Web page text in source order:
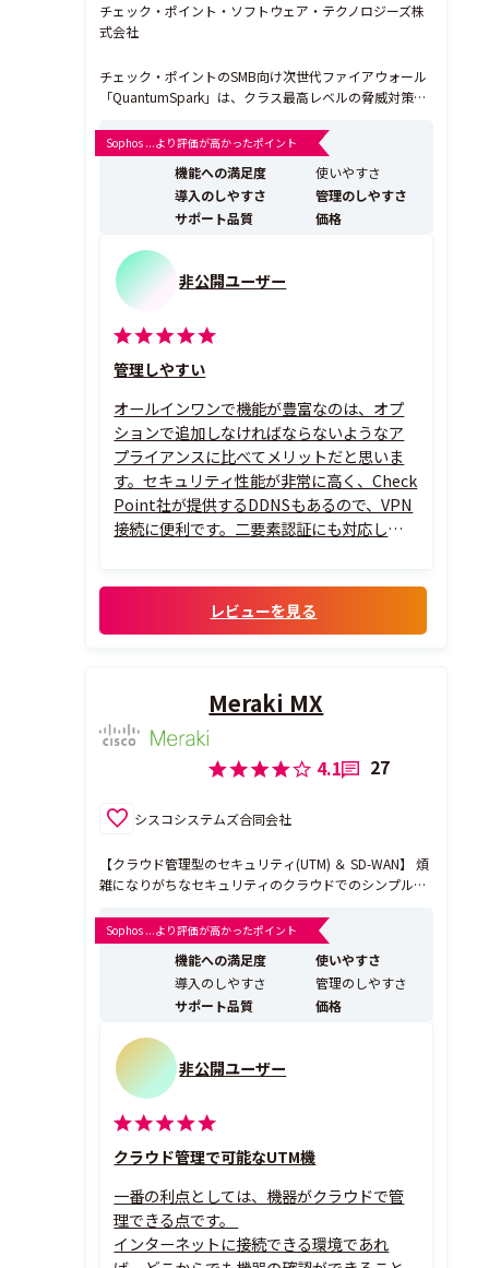
チェック・ポイント・ソフトウェア・テクノロジーズ株
式会社
チェック・ポイントのSMB向け次世代ファイアウォール
「QuantumSpark」は、クラス最高レベルの脅威対策、
導入・管理も容易な高パフォーマンス ゲートウェイで
す。 チェック・ポイント・ソフトウェア・テクノロジー
ズは1993年からとして業界をリードしてきたセ...
Sophos ...より評価が高かったポイント
機能への満足度
使いやすさ
導入のしやすさ
管理のしやすさ
サポート品質
価格
非公開ユーザー
管理しやすい
オールインワンで機能が豊富なのは、オプ
ションで追加しなければならないようなア
プライアンスに比べてメリットだと思いま
す。セキュリティ性能が非常に高く、Check
Point社が提供するDDNSもあるので、VPN
接続に便利です。二要素認証にも対応してい
レビューを見る
Meraki MX
4.1 27
シスコシステムズ合同会社
【クラウド管理型のセキュリティ(UTM) ＆ SD-WAN】 煩
雑になりがちなセキュリティのクラウドでのシンプルな
アのアップデートなどもを自動で実施、さらにSD-WAN
も追加費用なしで実装可能なアプライアンスです。 規模
や使用用途に応じ、セルラーモデルを...
Sophos ...より評価が高かったポイント
機能への満足度
使いやすさ
導入のしやすさ
管理のしやすさ
サポート品質
価格
非公開ユーザー
クラウド管理で可能なUTM機
一番の利点としては、機器がクラウドで管
理できる点です。
インターネットに接続できる環境であれ